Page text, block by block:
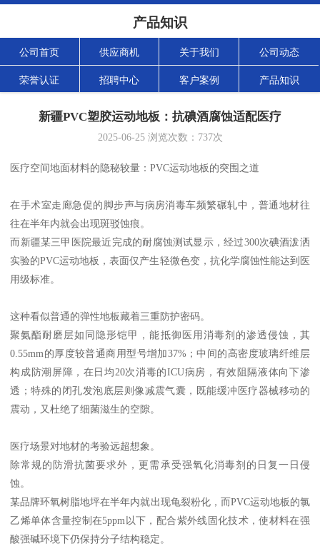
产品知识
公司首页 供应商机 关于我们 公司动态
荣誉认证 招聘中心 客户案例 产品知识
新疆PVC塑胶运动地板：抗碘酒腐蚀适配医疗
2025-06-25浏览次数： 737次
医疗空间地面材料的隐秘较量：PVC运动地板的突围之道
在手术室走廊急促的脚步声与病房消毒车频繁碾轧中，普通地材往
往在半年内就会出现斑驳蚀痕。
而新疆某三甲医院最近完成的耐腐蚀测试显示，经过300次碘酒泼洒
实验的PVC运动地板，表面仅产生轻微色变，抗化学腐蚀性能达到医
用级标准。
这种看似普通的弹性地板藏着三重防护密码。
聚氨酯耐磨层如同隐形铠甲，能抵御医用消毒剂的渗透侵蚀，其
0.55mm的厚度较普通商用型号增加37%；中间的高密度玻璃纤维层
构成防潮屏障，在日均20次消毒的ICU病房，有效阻隔液体向下渗
透；特殊的闭孔发泡底层则像减震气囊，既能缓冲医疗器械移动的
震动，又杜绝了细菌滋生的空隙。
医疗场景对地材的考验远超想象。
除常规的防滑抗菌要求外，更需承受强氧化消毒剂的日复一日侵
蚀。
某品牌环氧树脂地坪在半年内就出现龟裂粉化，而PVC运动地板的氯
乙烯单体含量控制在5ppm以下，配合紫外线固化技术，使材料在强
酸强碱环境下仍保持分子结构稳定。